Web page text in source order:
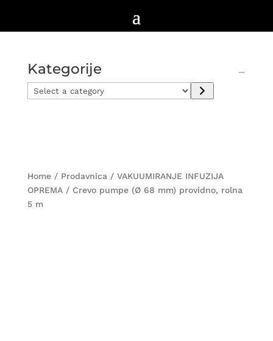
Kategorije
Select
a
Home/ Prodavnica/ VAKUUMIRANJE INFUZIJA
OPREMA/ Crevo pumpe (Ø 68 mm) providno, rolna
5 m